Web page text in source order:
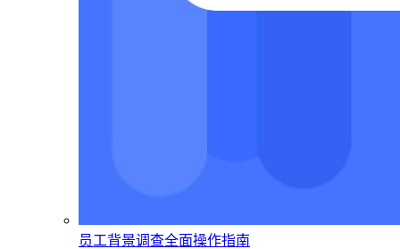
员工背景调查全面操作指南